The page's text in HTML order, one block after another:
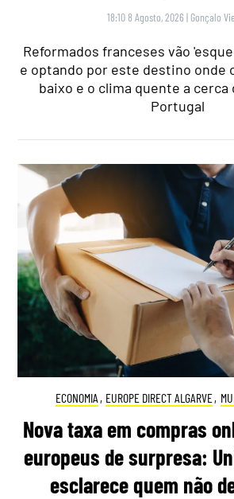
18:10 8 Agosto, 2026 | Gonçalo
Reformados franceses vão
e optando por este destino onde
baixo e o clima quente a cerca
Portugal
ECONOMIA , EUROPE DIRECT ALGARVE,
Nova taxa em compras
europeus de surpresa:
esclarece quem não